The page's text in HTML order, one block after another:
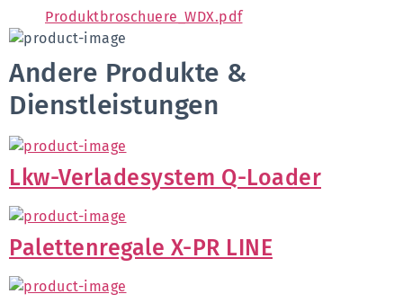
Produktbroschuere_WDX.pdf
Andere Produkte &
Dienstleistungen
Lkw-Verladesystem Q-Loader
Palettenregale X-PR LINE